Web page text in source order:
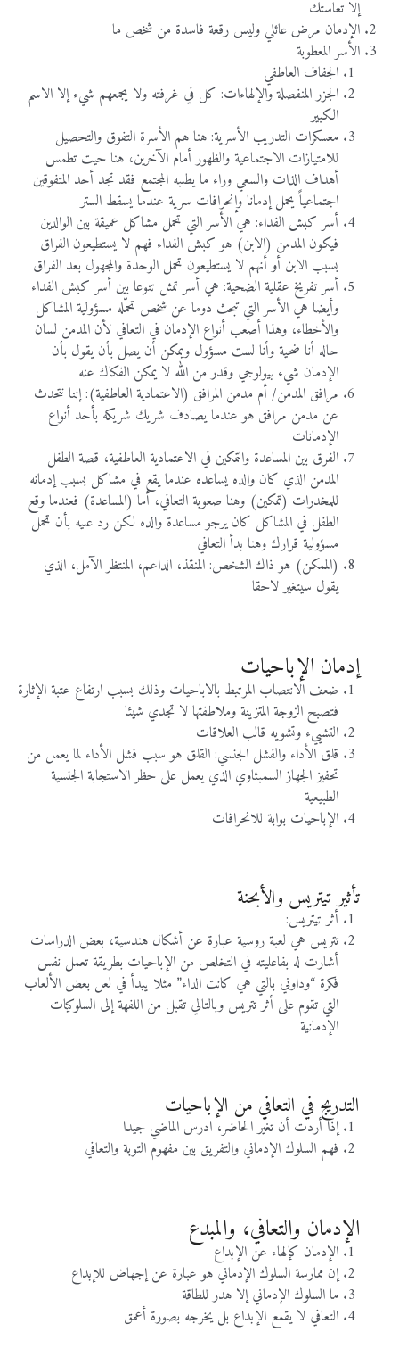
إلا تعاستك
الإدمان مرض عائلي وليس رقعة فاسدة من شخص ما
الأسر المعطوبة
الجفاف العاطفي
الجزر المنفصلة والإلهاءات: كل في غرفته ولا يجمعهم شيء إلا الاسم
الكبير
معسكرات التدريب الأسرية: هنا هم الأسرة التفوق والتحصيل
للامتيازات الاجتماعية والظهور أمام الآخرين، هنا حيت تطمس
أهداف الذات والسعي وراء ما يطلبه المجتمع فقد تجد أحد المتفوقين
اجتماعياً يحمل إدمانا وإنحرافات سرية عندما يسقط الستر
أسر كبش الفداء: هي الأسر التي تحمل مشاكل عميقة بين الوالدين
فيكون المدمن (الابن) هو كبش الفداء فهم لا يستطيعون الفراق
بسبب الابن أو أنهم لا يستطيعون تحمل الوحدة والمجهول بعد الفراق
أسر تفريخ عقلية الضحية: هي أسر تمثل تنوعا بين أسر كبش الفداء
وأيضا هي الأسر التي تبحث دوما عن شخص تحمّله مسؤولية المشاكل
والأخطاء، وهذا أصعب أنواع الإدمان في التعافي لأن المدمن لسان
حاله أنا ضحية وأنا لست مسؤول ويمكن أن يصل بأن يقول بأن
الإدمان شيء بيولوجي وقدر من الله لا يمكن الفكاك عنه
مرافق المدمن/ أم مدمن المرافق (الاعتمادية العاطفية): إننا نتحدث
عن مدمن مرافق هو عندما يصادف شريك شريكه بأحد أنواع
الإدمانات
الفرق بين المساعدة والتمكين في الاعتمادية العاطفية، قصة الطفل
المدمن الذي كان والده يساعده عندما يقع في مشاكل بسبب إدمانه
للمخدرات (تمكين) وهنا صعوبة التعافي، أما (المساعدة) فعندما وقع
الطفل في المشاكل كان يرجو مساعدة والده لكن رد عليه بأن تحمل
مسؤولية قرارك وهنا بدأ التعافي
(الممكن) هو ذاك الشخص: المنقذ، الداعم، المنتظر الآمل، الذي
يقول سيتغير لاحقا
إدمان الإباحيات
ضعف الانتصاب المرتبط بالاباحيات وذلك بسبب ارتفاع عتبة الإثارة
فتصبح الزوجة المتزينة وملاطفتها لا تجدي شيئا
التشييء وتشويه قالب العلاقات
قلق الأداء والفشل الجنسي: القلق هو سبب فشل الأداء لما يعمل من
تحفيز الجهاز السمبثاوي الذي يعمل على حظر الاستجابة الجنسية
الطبيعية
الإباحيات بوابة للانحرافات
تأثير تيتريس والأبحنة
أثر تيتريس:
تتريس هي لعبة روسية عبارة عن أشكال هندسية، بعض الدراسات
أشارت له بفاعليته في التخلص من الإباحيات بطريقة تعمل نفس
فكرة “وداوني بالتي هي كانت الداء” مثلا يبدأ في لعل بعض الألعاب
التي تقوم على أثر تتريس وبالتالي تقبل من اللفهة إلى السلوكيات
الإدمانية
التدريج في التعافي من الإباحيات
إذا أردت أن تغير الحاضر، ادرس الماضي جيدا
فهم السلوك الإدماني والتفريق بين مفهوم التوبة والتعافي
الإدمان والتعافي، والمبدع
الإدمان كإلهاء عن الإبداع
إن ممارسة السلوك الإدماني هو عبارة عن إجهاض للإبداع
ما السلوك الإدماني إلا هدر للطاقة
التعافي لا يقمع الإبداع بل يخرجه بصورة أعمق